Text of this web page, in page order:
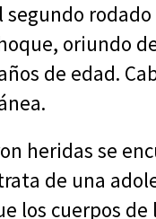
oriundo
de edad.
heridas se
de una
los cuerpos de